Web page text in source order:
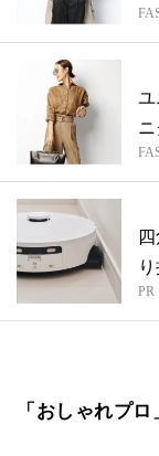
レ
ユ
PR
「おしゃれプ